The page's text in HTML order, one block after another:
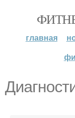
главная